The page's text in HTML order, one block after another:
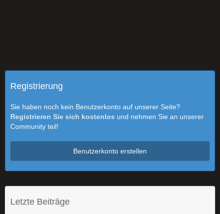
Registrierung
Sie haben noch kein Benutzerkonto auf unserer Seite?
Registrieren Sie sich kostenlos und nehmen Sie an unserer
Community teil!
Benutzerkonto erstellen
Letzte Beiträge